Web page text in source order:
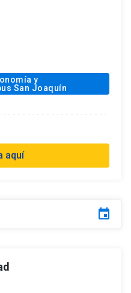
y
San Joaquín
aquí
event